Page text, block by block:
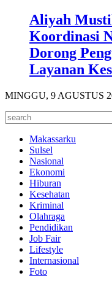
Aliyah
Koordinasi
Dorong
Layanan
MINGGU, 9 AGUSTUS
Makassarku
Sulsel
Nasional
Ekonomi
Hiburan
Kesehatan
Kriminal
Olahraga
Pendidikan
Job Fair
Lifestyle
Internasional
Foto